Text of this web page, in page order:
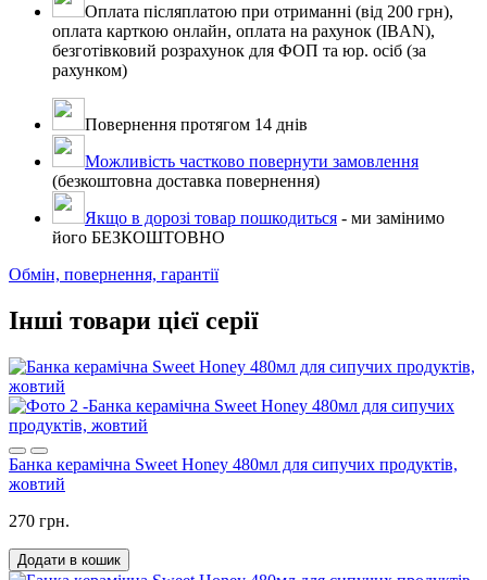
Оплата післяплатою при отриманні (від 200 грн),
оплата карткою онлайн, оплата на рахунок (IBAN),
безготівковий розрахунок для ФОП та юр. осіб (за
рахунком)
Повернення протягом 14 днів
Можливість частково повернути замовлення
(безкоштовна доставка повернення)
Якщо в дорозі товар пошкодиться - ми замінимо
його БЕЗКОШТОВНО
Обмін, повернення, гарантії
Інші товари цієї серії
Банка керамічна Sweet Honey 480мл для сипучих продуктів,
жовтий
270 грн.
Додати в кошик